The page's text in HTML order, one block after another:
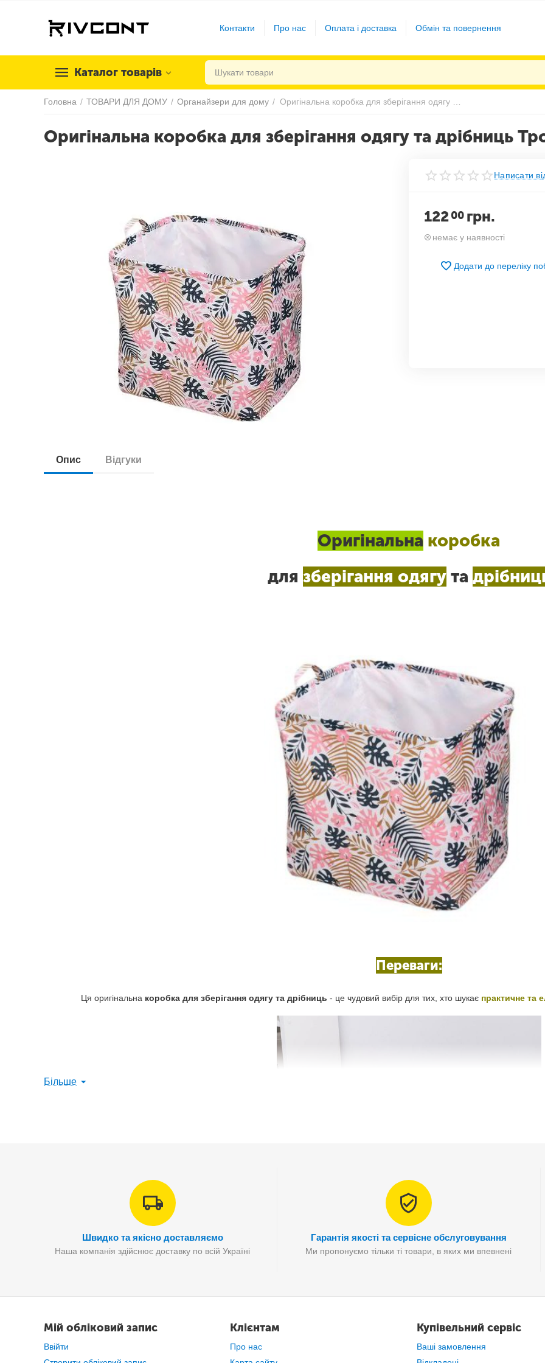
Контакти Про нас Оплата і доставка Обмін та повернення
Каталог товарів
Головна / ТОВАРИ ДЛЯ ДОМУ / Органайзери для дому /
Оригінальна коробка для зберігання одягу та дрібниць
Написати
12200 грн.
немає у наявності
Додати до переліку
Опис Відгуки
Оригінальна коробка
для зберігання одягута
Переваги:
Ця оригінальна коробка для зберігання одягу та дрібниць - це чудовий вибір для тих, хто шукає практичне та
Коробкавиготовлена з високоякісного та міцного матеріалу, що забезпечує їй
Більше
Швидко та якісно доставляємо
Наша компанія здійснює доставку по всій Україні
Гарантія якості та сервісне обслуговування
Ми пропонуємо тільки ті товари, в яких ми впевнені
Мій обліковий запис
Ввійти
Клієнтам
Про нас
Купівельний сервіс
Ваші замовлення